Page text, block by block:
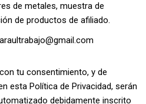
de metales, muestra de
de productos de afiliado.
tu consentimiento, y de
esta Política de Privacidad, serán
debidamente inscrito